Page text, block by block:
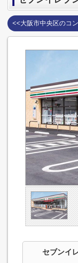
<<大阪市中央区のコ
セブンイ